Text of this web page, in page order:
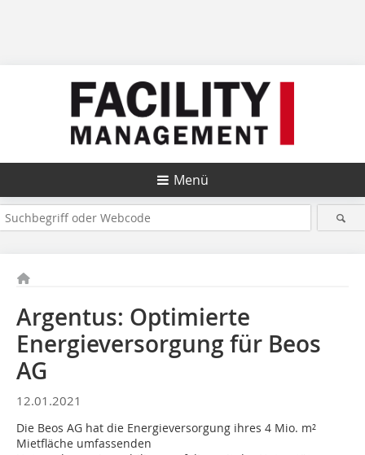
Menü
Argentus: Optimierte
Energieversorgung für Beos
AG
12.01.2021
Die Beos AG hat die Energieversorgung ihres 4 Mio. m²
Mietfläche umfassenden